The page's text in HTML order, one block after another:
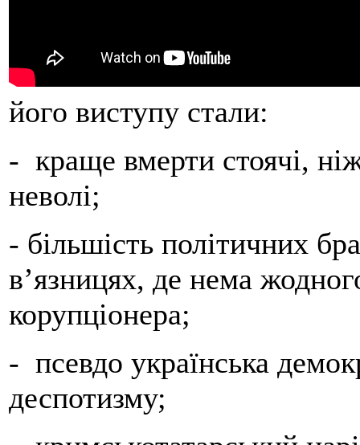
його виступу стали:
- краще вмерти стоячі,
неволі;
- більшість політичних
в’язницях, де нема
корупціонера;
- псевдо українська
деспотизму;